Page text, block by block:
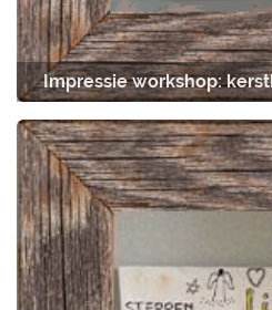
Impressie workshop: